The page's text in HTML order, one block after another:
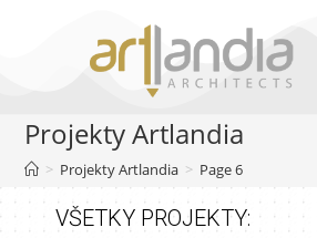
Projekty Artlandia
> Projekty Artlandia > Page 6
VŠETKY PROJEKTY: